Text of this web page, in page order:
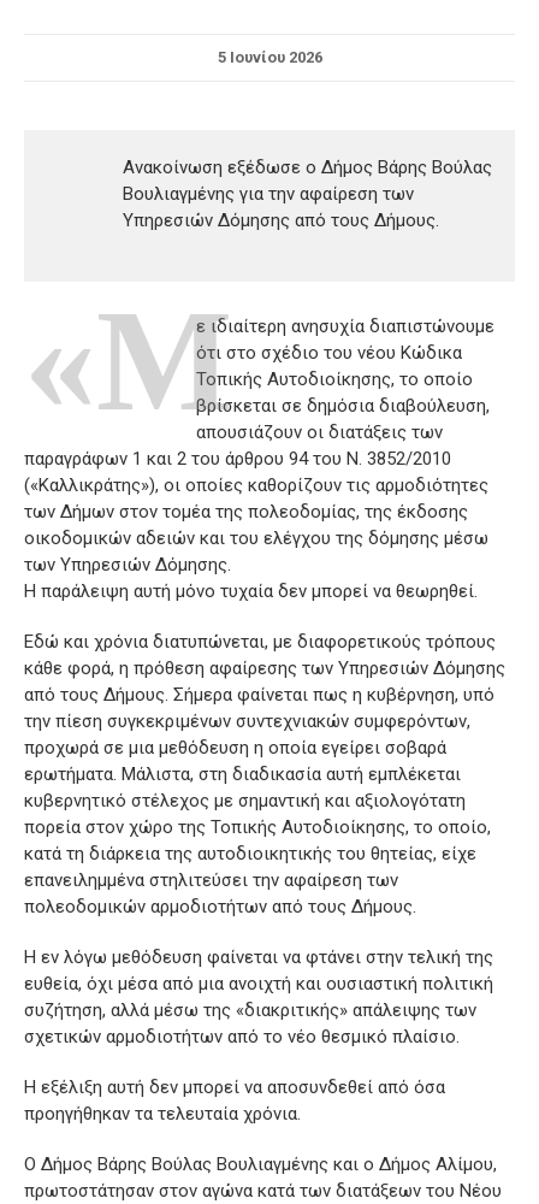
5 Ιουνίου 2026
Ανακοίνωση εξέδωσε ο Δήμος Βάρης Βούλας
Βουλιαγμένης για την αφαίρεση των
Υπηρεσιών Δόμησης από τους Δήμους.
«Με ιδιαίτερη ανησυχία διαπιστώνουμε
ότι στο σχέδιο του νέου Κώδικα
Τοπικής Αυτοδιοίκησης, το οποίο
βρίσκεται σε δημόσια διαβούλευση,
απουσιάζουν οι διατάξεις των
παραγράφων 1 και 2 του άρθρου 94 του Ν. 3852/2010
(«Καλλικράτης»), οι οποίες καθορίζουν τις αρμοδιότητες
των Δήμων στον τομέα της πολεοδομίας, της έκδοσης
οικοδομικών αδειών και του ελέγχου της δόμησης μέσω
των Υπηρεσιών Δόμησης.
Η παράλειψη αυτή μόνο τυχαία δεν μπορεί να θεωρηθεί.
Εδώ και χρόνια διατυπώνεται, με διαφορετικούς τρόπους
κάθε φορά, η πρόθεση αφαίρεσης των Υπηρεσιών Δόμησης
από τους Δήμους. Σήμερα φαίνεται πως η κυβέρνηση, υπό
την πίεση συγκεκριμένων συντεχνιακών συμφερόντων,
προχωρά σε μια μεθόδευση η οποία εγείρει σοβαρά
ερωτήματα. Μάλιστα, στη διαδικασία αυτή εμπλέκεται
κυβερνητικό στέλεχος με σημαντική και αξιολογότατη
πορεία στον χώρο της Τοπικής Αυτοδιοίκησης, το οποίο,
κατά τη διάρκεια της αυτοδιοικητικής του θητείας, είχε
επανειλημμένα στηλιτεύσει την αφαίρεση των
πολεοδομικών αρμοδιοτήτων από τους Δήμους.
Η εν λόγω μεθόδευση φαίνεται να φτάνει στην τελική της
ευθεία, όχι μέσα από μια ανοιχτή και ουσιαστική πολιτική
συζήτηση, αλλά μέσω της «διακριτικής» απάλειψης των
σχετικών αρμοδιοτήτων από το νέο θεσμικό πλαίσιο.
Η εξέλιξη αυτή δεν μπορεί να αποσυνδεθεί από όσα
προηγήθηκαν τα τελευταία χρόνια.
Ο Δήμος Βάρης Βούλας Βουλιαγμένης και ο Δήμος Αλίμου,
πρωτοστάτησαν στον αγώνα κατά των διατάξεων του Νέου